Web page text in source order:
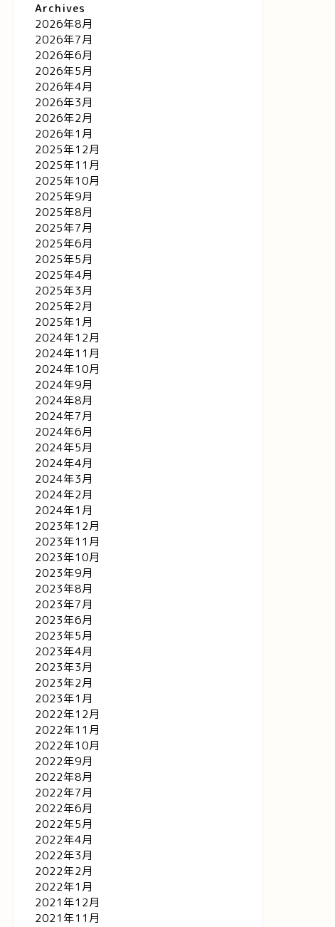
クリッセイ
わくわくの例外
Archives
2026年8月
2026年7月
2026年6月
2026年5月
2026年4月
2026年3月
2026年2月
2026年1月
2025年12月
2025年11月
2025年10月
2025年9月
2025年8月
2025年7月
2025年6月
2025年5月
2025年4月
2025年3月
2025年2月
2025年1月
2024年12月
2024年11月
2024年10月
2024年9月
2024年8月
2024年7月
2024年6月
2024年5月
2024年4月
2024年3月
2024年2月
2024年1月
2023年12月
2023年11月
2023年10月
2023年9月
2023年8月
2023年7月
2023年6月
2023年5月
2023年4月
2023年3月
2023年2月
2023年1月
2022年12月
2022年11月
2022年10月
2022年9月
2022年8月
2022年7月
2022年6月
2022年5月
2022年4月
2022年3月
2022年2月
2022年1月
2021年12月
2021年11月